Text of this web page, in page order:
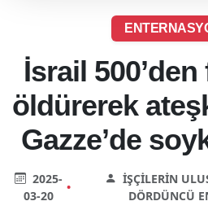
İsrail
öldürerek
Gazze’de
2025-
03-20
•
İŞÇILERIN
DÖRDÜNCÜ